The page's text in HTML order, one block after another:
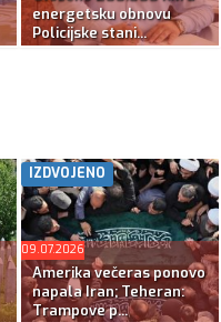
energetsku obnovu
Policijske stani...
IZDVOJENO
09.07.2026
Amerika večeras ponovo
napala Iran; Teheran:
Trampove p...